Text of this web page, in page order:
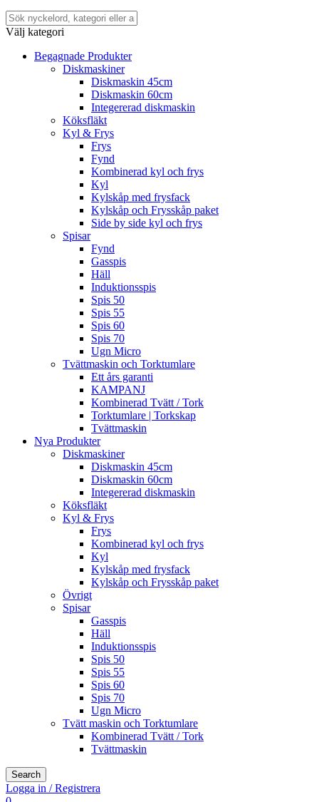
Välj kategori
Begagnade Produkter
Diskmaskiner
Diskmaskin 45cm
Diskmaskin 60cm
Integererad diskmaskin
Köksfläkt
Kyl & Frys
Frys
Fynd
Kombinerad kyl och frys
Kyl
Kylskåp med frysfack
Kylskåp och Frysskåp paket
Side by side kyl och frys
Spisar
Fynd
Gasspis
Häll
Induktionsspis
Spis 50
Spis 55
Spis 60
Spis 70
Ugn Micro
Tvättmaskin och Torktumlare
Ett års garanti
KAMPANJ
Kombinerad Tvätt / Tork
Torktumlare | Torkskap
Tvättmaskin
Nya Produkter
Diskmaskiner
Diskmaskin 45cm
Diskmaskin 60cm
Integererad diskmaskin
Köksfläkt
Kyl & Frys
Frys
Kombinerad kyl och frys
Kyl
Kylskåp med frysfack
Kylskåp och Frysskåp paket
Övrigt
Spisar
Gasspis
Häll
Induktionsspis
Spis 50
Spis 55
Spis 60
Spis 70
Ugn Micro
Tvätt maskin och Torktumlare
Kombinerad Tvätt / Tork
Tvättmaskin
Search
Logga in / Registrera